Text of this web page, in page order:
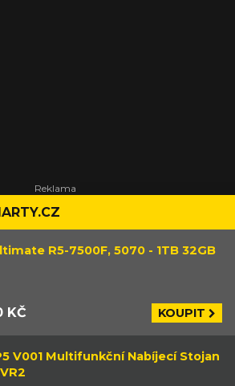
R5-7500F, 5070 - 1TB 32GB
KČ KOUPIT
V001 Multifunkční Nabíjecí Stojan